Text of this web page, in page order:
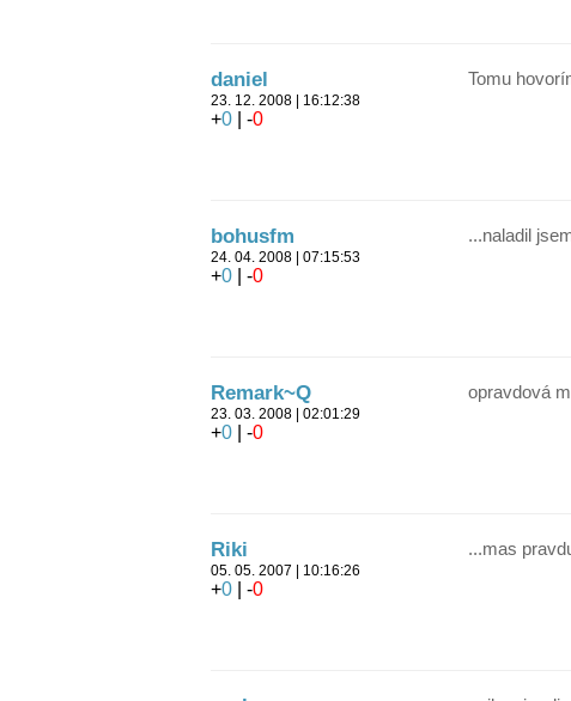
daniel
23. 12. 2008 | 16:12:38
+0 | -0
Tomu
bohusfm
24. 04. 2008 | 07:15:53
+0 | -0
...naladil
Remark~Q
23. 03. 2008 | 02:01:29
+0 | -0
opravdová
Riki
05. 05. 2007 | 10:16:26
+0 | -0
...mas